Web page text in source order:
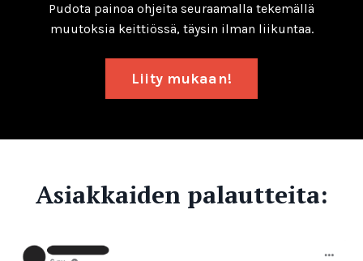
Pudota painoa ohjeita seuraamalla tekemällä
muutoksia keittiössä, täysin ilman liikuntaa.
Liity mukaan!
Asiakkaiden palautteita: